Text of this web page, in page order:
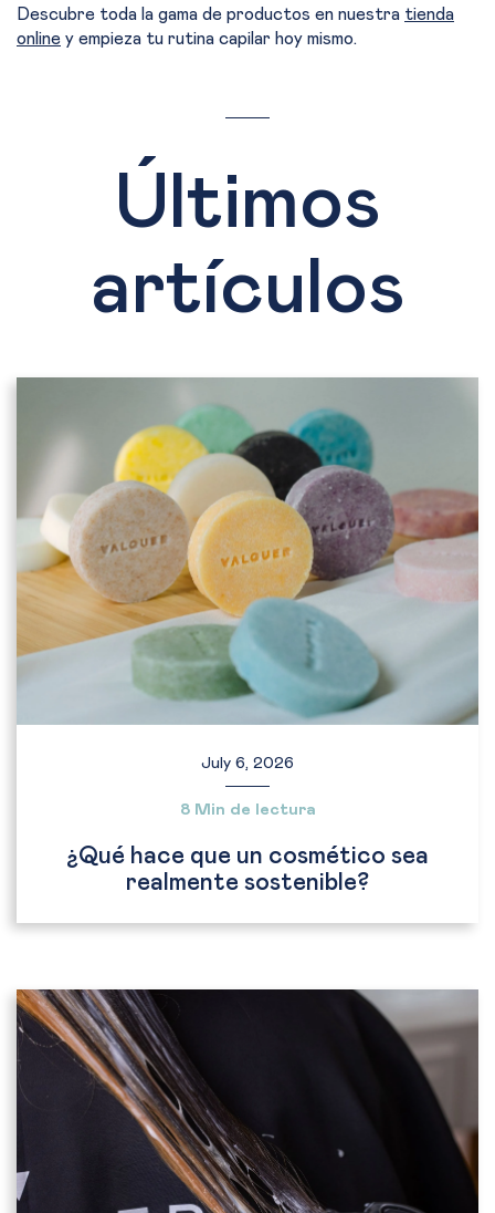
Descubre toda la gama de productos en nuestra tienda
online y empieza tu rutina capilar hoy mismo.
Últimos
artículos
July 6, 2026
8 Min de lectura
¿Qué hace que un cosmético sea
realmente sostenible?